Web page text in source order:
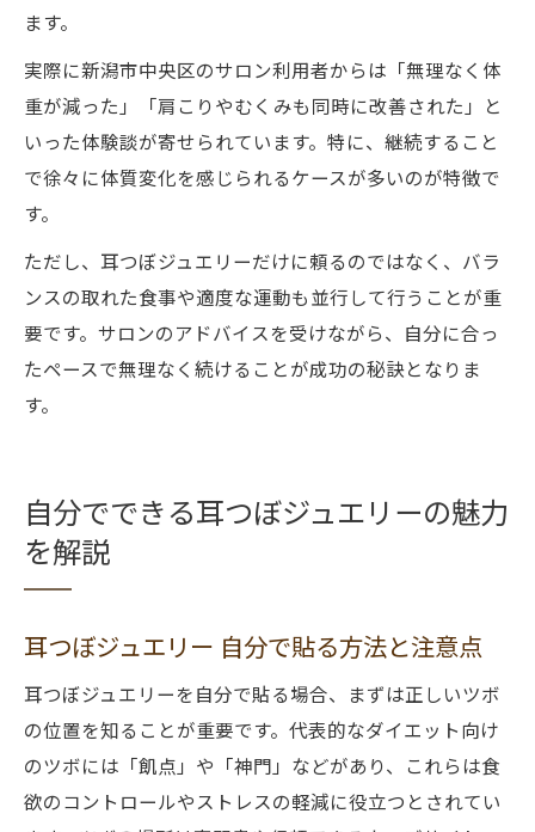
ます。
実際に新潟市中央区のサロン利用者からは「無理なく体
重が減った」「肩こりやむくみも同時に改善された」と
いった体験談が寄せられています。特に、継続すること
で徐々に体質変化を感じられるケースが多いのが特徴で
す。
ただし、耳つぼジュエリーだけに頼るのではなく、バラ
ンスの取れた食事や適度な運動も並行して行うことが重
要です。サロンのアドバイスを受けながら、自分に合っ
たペースで無理なく続けることが成功の秘訣となりま
す。
自分でできる耳つぼジュエリーの魅力
を解説
耳つぼジュエリー 自分で貼る方法と注意点
耳つぼジュエリーを自分で貼る場合、まずは正しいツボ
の位置を知ることが重要です。代表的なダイエット向け
のツボには「飢点」や「神門」などがあり、これらは食
欲のコントロールやストレスの軽減に役立つとされてい